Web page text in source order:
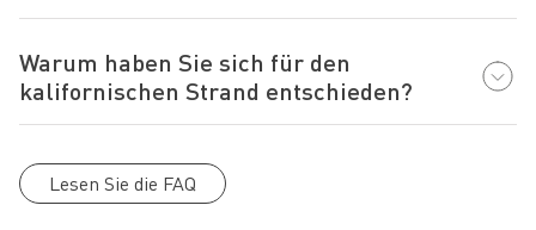
Warum haben Sie sich für den
kalifornischen Strand entschieden?
Lesen Sie die FAQ